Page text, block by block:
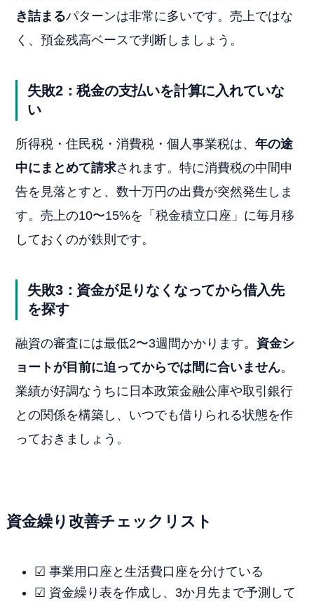
き詰まるパターンは非常に多いです。売上ではな
く、預金残高ベースで判断しましょう。
失敗2：税金の支払いを計算に入れていな
い
所得税・住民税・消費税・個人事業税は、年の途
中にまとめて請求されます。特に消費税の中間申
告を見落とすと、数十万円の出費が突然発生しま
す。売上の10〜15%を「税金積立口座」に毎月移
しておくのが鉄則です。
失敗3：資金が足りなくなってから借入先
を探す
融資の審査には最低2〜3週間かかります。 資金シ
ョートが目前に迫ってからでは間に合いません。
業績が好調なうちに日本政策金融公庫や取引銀行
との関係を構築し、いつでも借りられる状態を作
っておきましょう。
資金繰り改善チェックリスト
☑ 事業用口座と生活費口座を分けている
☑ 資金繰り表を作成し、3か月先まで予測して